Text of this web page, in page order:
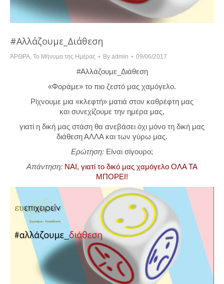
#Αλλάζουμε_Διάθεση
ΆΡΘΡΑ, Το Μήνυμα της Ημέρας By admin 09/06/2017
#Αλλάζουμε_Διάθεση
«Φοράμε» το πιο ζεστό μας χαμόγελο.
Ρίχνουμε μια «κλεφτή» ματιά στον καθρέφτη μας
και συνεχίζουμε την ημέρα μας,
γιατί η δική μας στάση θα ανεβάσει όχι μόνο τη δική μας
διάθεση ΑΛΛΑ και των γύρω μας.
Ερώτηση: Είναι σίγουρο;
Απάντηση: ΝΑΙ, γιατί το δικό μας χαμόγελο ΟΛΑ ΤΑ
ΜΠΟΡΕΙ!